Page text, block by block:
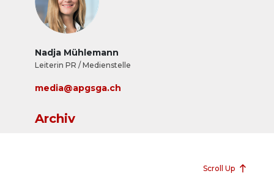
Nadja Mühlemann
Leiterin PR / Medienstelle
media@apgsga.ch
Archiv
Scroll Up